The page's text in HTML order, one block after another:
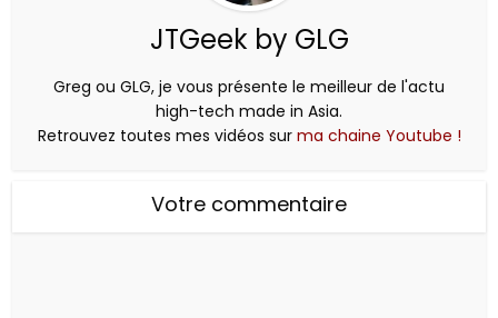
JTGeek by GLG
Greg ou GLG, je vous présente le meilleur de l'actu
high-tech made in Asia.
Retrouvez toutes mes vidéos sur ma chaine Youtube !
Votre commentaire